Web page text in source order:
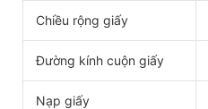
Chiều rộng giấy
Đường kính cuộn giấy
Nạp giấy